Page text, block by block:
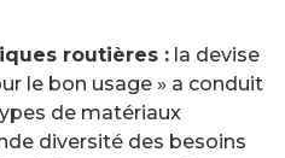
routières : la devise
le bon usage » a conduit
de matériaux
diversité des besoins